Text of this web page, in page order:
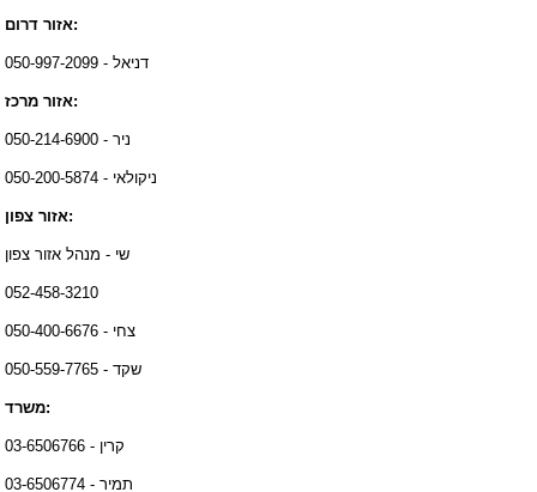
אזור דרום:
דניאל - 050-997-2099
אזור מרכז:
ניר - 050-214-6900
ניקולאי - 050-200-5874
אזור צפון:
שי - מנהל אזור צפון
052-458-3210
צחי - 050-400-6676
שקד - 050-559-7765
משרד:
קרין - 03-6506766
תמיר - 03-6506774